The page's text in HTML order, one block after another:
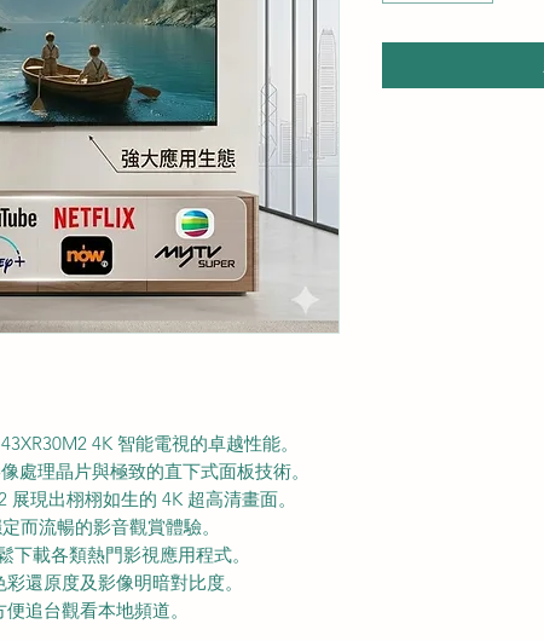
4K 智能電視的卓越性能。
處理晶片與極致的直下式面板技術。
現出栩栩如生的 4K 超高清畫面。
而流暢的影音觀賞體驗。
載各類熱門影視應用程式。
還原度及影像明暗對比度。
追台觀看本地頻道。